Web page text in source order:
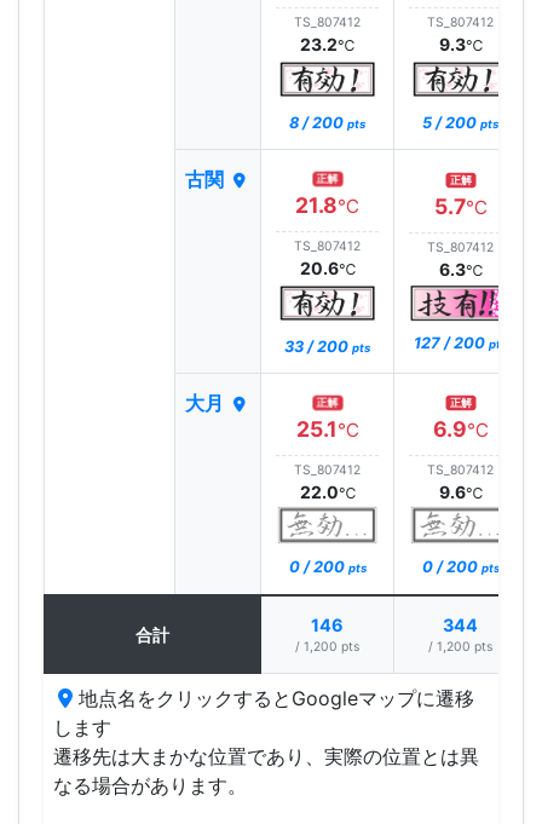
TS_807412
23.2℃
8 / 200 pts
TS_807412
9.3℃
5 / 200 pts
古関 正解
21.8℃
TS_807412
20.6℃
33 / 200 pts
正解
5.7℃
TS_807412
6.3℃
127 / 200 pts
大月 正解
25.1℃
TS_807412
22.0℃
0 / 200 pts
正解
6.9℃
TS_807412
9.6℃
0 / 200 pts
合計 146
/ 1,200 pts
344
/ 1,200 pts
地点名をクリックするとGoogleマップに遷移
します
遷移先は大まかな位置であり、実際の位置とは異
なる場合があります。